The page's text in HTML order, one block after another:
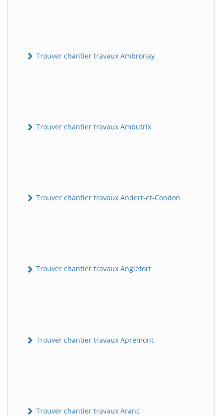
Trouver chantier travaux Ambronay
Trouver chantier travaux Ambutrix
Trouver chantier travaux Andert-et-Condon
Trouver chantier travaux Anglefort
Trouver chantier travaux Apremont
Trouver chantier travaux Aranc